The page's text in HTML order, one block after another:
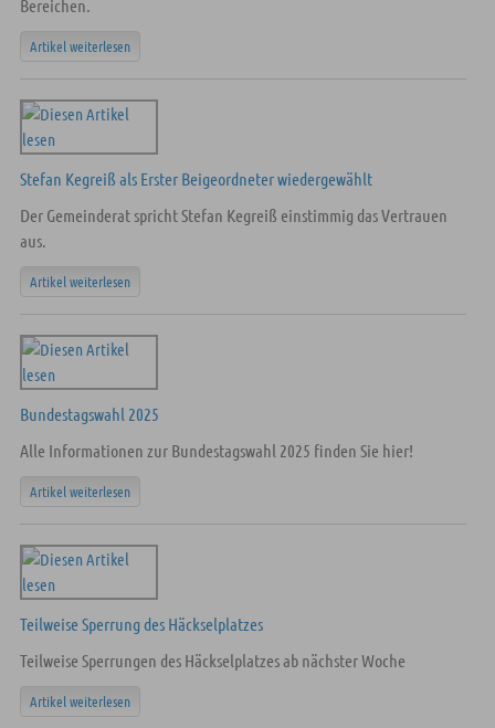
Bereichen.
Artikel weiterlesen
Stefan Kegreiß als Erster Beigeordneter wiedergewählt
Der Gemeinderat spricht Stefan Kegreiß einstimmig das Vertrauen
aus.
Artikel weiterlesen
Bundestagswahl 2025
Alle Informationen zur Bundestagswahl 2025 finden Sie hier!
Artikel weiterlesen
Teilweise Sperrung des Häckselplatzes
Teilweise Sperrungen des Häckselplatzes ab nächster Woche
Artikel weiterlesen